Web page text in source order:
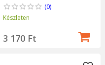
(0)
Készleten
3 170 Ft